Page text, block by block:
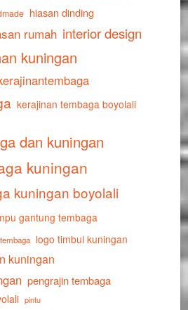
hiasan dinding
rumah interior design
kuningan
kerajinan tembaga boyolali
dan kuningan
kuningan
kuningan boyolali
gantung tembaga
logo timbul kuningan
kuningan
pengrajin tembaga
pintu